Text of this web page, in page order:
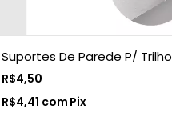
Suportes De Parede P/ Trilho
R$4,50
R$4,41 com Pix